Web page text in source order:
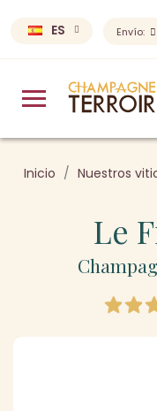
ES Envío:
Inicio Nuestros
Le